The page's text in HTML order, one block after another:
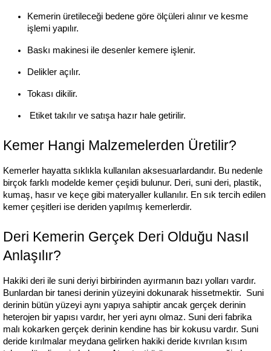
Kemerin üretileceği bedene göre ölçüleri alınır ve kesme
işlemi yapılır.
Baskı makinesi ile desenler kemere işlenir.
Delikler açılır.
Tokası dikilir.
Etiket takılır ve satışa hazır hale getirilir.
Kemer Hangi Malzemelerden Üretilir?
Kemerler hayatta sıklıkla kullanılan aksesuarlardandır. Bu nedenle
birçok farklı modelde kemer çeşidi bulunur. Deri, suni deri, plastik,
kumaş, hasır ve keçe gibi materyaller kullanılır. En sık tercih edilen
kemer çeşitleri ise deriden yapılmış kemerlerdir.
Deri Kemerin Gerçek Deri Olduğu Nasıl
Anlaşılır?
Hakiki deri ile suni deriyi birbirinden ayırmanın bazı yolları vardır.
Bunlardan bir tanesi derinin yüzeyini dokunarak hissetmektir.  Suni
derinin bütün yüzeyi aynı yapıya sahiptir ancak gerçek derinin
heterojen bir yapısı vardır, her yeri aynı olmaz. Suni deri fabrika
malı kokarken gerçek derinin kendine has bir kokusu vardır. Suni
deride kırılmalar meydana gelirken hakiki deride kıvrılan kısım